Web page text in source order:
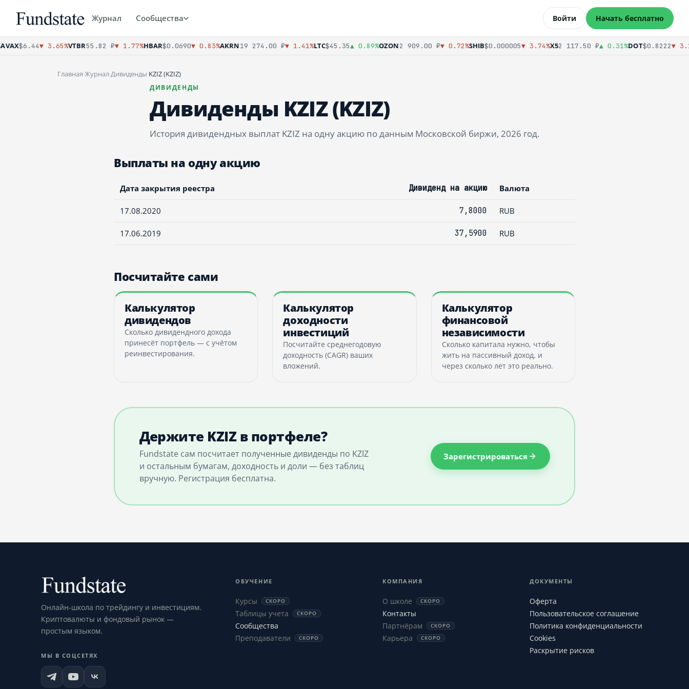
Журнал Сообщества Войти Начать бесплатно
$6.44▼ 3.65%VTBR55.82 ₽ ▼ 1.77%HBAR$0.0690▼ 0.83%AKRN19 274.00 ₽ ▼ 1.41%LTC$45.35▲ 0.89%OZON2 909.00 ₽ ▼ 0.72%SHIB$0.000005▼ 3.74%X52 117.50 ₽ ▲ 0.31%DOT$0.8222▼
Главная·Журнал·Дивиденды·KZIZ (KZIZ)
ДИВИДЕНДЫ
Дивиденды KZIZ (KZIZ)
История дивидендных выплат KZIZ на одну акцию по данным Московской биржи, 2026 год.
Выплаты на одну акцию
Дата закрытия реестра Дивиденд на акцию Валюта
17.08.2020 7,8000 RUB
17.06.2019 37,5900 RUB
Посчитайте сами
Калькулятор
дивидендов
Сколько дивидендного дохода
принесёт портфель — с учётом
реинвестирования.
Калькулятор
доходности
инвестиций
Посчитайте среднегодовую
доходность (CAGR) ваших
вложений.
Калькулятор
финансовой
независимости
Сколько капитала нужно, чтобы
жить на пассивный доход, и
через сколько лет это реально.
Держите KZIZ в портфеле?
Fundstate сам посчитает полученные дивиденды по KZIZ
и остальным бумагам, доходность и доли — без таблиц
вручную. Регистрация бесплатна.
Зарегистрироваться
Онлайн-школа по трейдингу и инвестициям.
Криптовалюты и фондовый рынок —
простым языком.
МЫ В СОЦСЕТЯХ
ОБУЧЕНИЕ
Курсы СКОРО
Таблицы учета СКОРО
Сообщества
Преподаватели
СКОРО
КОМПАНИЯ
О школе СКОРО
Контакты
Партнёрам
СКОРО
Карьера СКОРО
ДОКУМЕНТЫ
Оферта
Пользовательское соглашение
Политика конфиденциальности
Cookies
Раскрытие рисков